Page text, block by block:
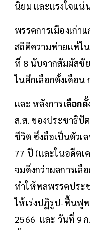
นิยม และแรงใจแน่
พรรคการเมืองเก่า
สถิติความพ่ายแพ้ใ
ที่ 8 นับจากสัมผัสชั
ในศึกเลือกตั้งเดือน
และ หลังการเลือกตั้
ส.ส. ของประชาธิปั
ชีวิต ซึ่งถือเป็นตัวเ
77 ปี (และในอดีตเ
จมดิ่งกว่าผลการเลื
ทำให้พลพรรคประช
ให้เร่งปฏิรูป-ฟื้นฟูพ
2566 และ วันที่ 9